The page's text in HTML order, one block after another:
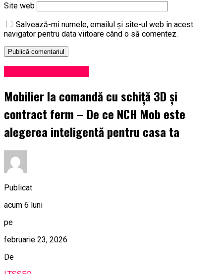
Site web
Salvează-mi numele, emailul și site-ul web în acest
navigator pentru data viitoare când o să comentez.
Mobilier la comandă cu schiță 3D și
contract ferm – De ce NCH Mob este
alegerea inteligentă pentru casa ta
Publicat
acum 6 luni
pe
februarie 23, 2026
De